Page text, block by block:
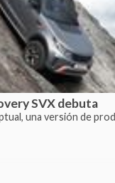
SVX debuta
una versión de